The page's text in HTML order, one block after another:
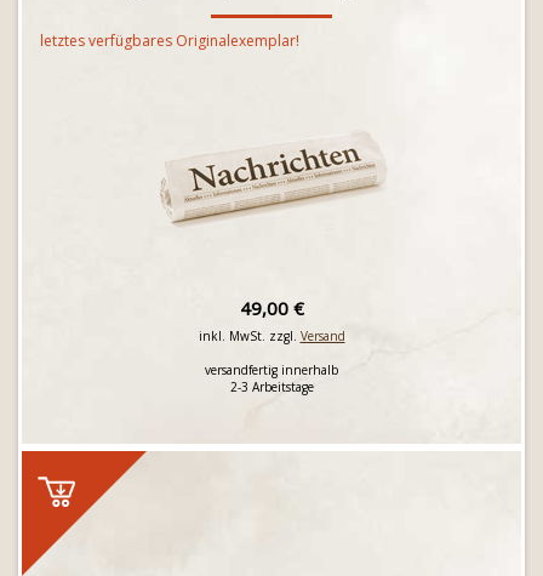
letztes verfügbares Originalexemplar!
49,00 €
inkl. MwSt. zzgl. Versand
versandfertig innerhalb
2-3 Arbeitstage